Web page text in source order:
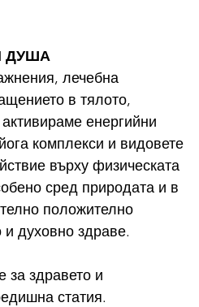
ДУША
лечебна
в тялото,
енергийни
комплекси и видовете
върху физическата
сред природата и в
положително
духовно здраве.
за здравето и
статия.